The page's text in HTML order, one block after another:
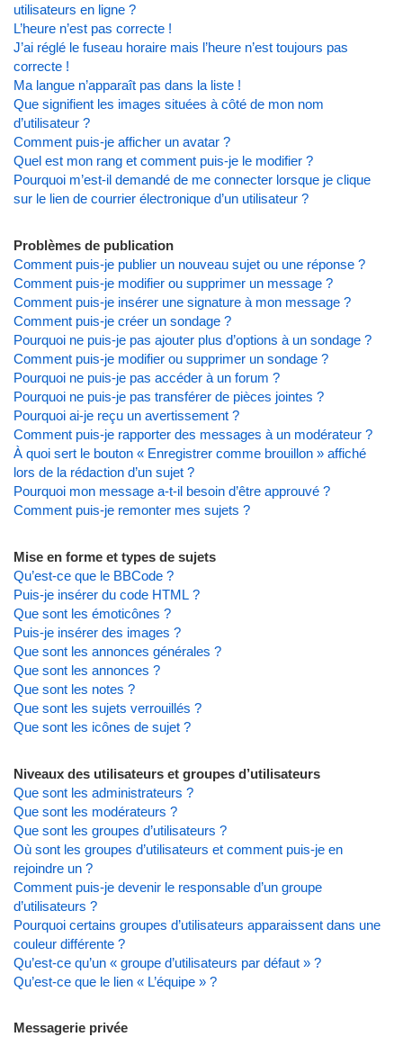
utilisateurs en ligne ?
L’heure n’est pas correcte !
J’ai réglé le fuseau horaire mais l’heure n’est toujours pas
correcte !
Ma langue n’apparaît pas dans la liste !
Que signifient les images situées à côté de mon nom
d’utilisateur ?
Comment puis-je afficher un avatar ?
Quel est mon rang et comment puis-je le modifier ?
Pourquoi m’est-il demandé de me connecter lorsque je clique
sur le lien de courrier électronique d’un utilisateur ?
Problèmes de publication
Comment puis-je publier un nouveau sujet ou une réponse ?
Comment puis-je modifier ou supprimer un message ?
Comment puis-je insérer une signature à mon message ?
Comment puis-je créer un sondage ?
Pourquoi ne puis-je pas ajouter plus d’options à un sondage ?
Comment puis-je modifier ou supprimer un sondage ?
Pourquoi ne puis-je pas accéder à un forum ?
Pourquoi ne puis-je pas transférer de pièces jointes ?
Pourquoi ai-je reçu un avertissement ?
Comment puis-je rapporter des messages à un modérateur ?
À quoi sert le bouton « Enregistrer comme brouillon » affiché
lors de la rédaction d’un sujet ?
Pourquoi mon message a-t-il besoin d’être approuvé ?
Comment puis-je remonter mes sujets ?
Mise en forme et types de sujets
Qu’est-ce que le BBCode ?
Puis-je insérer du code HTML ?
Que sont les émoticônes ?
Puis-je insérer des images ?
Que sont les annonces générales ?
Que sont les annonces ?
Que sont les notes ?
Que sont les sujets verrouillés ?
Que sont les icônes de sujet ?
Niveaux des utilisateurs et groupes d’utilisateurs
Que sont les administrateurs ?
Que sont les modérateurs ?
Que sont les groupes d’utilisateurs ?
Où sont les groupes d’utilisateurs et comment puis-je en
rejoindre un ?
Comment puis-je devenir le responsable d’un groupe
d’utilisateurs ?
Pourquoi certains groupes d’utilisateurs apparaissent dans une
couleur différente ?
Qu’est-ce qu’un « groupe d’utilisateurs par défaut » ?
Qu’est-ce que le lien « L’équipe » ?
Messagerie privée